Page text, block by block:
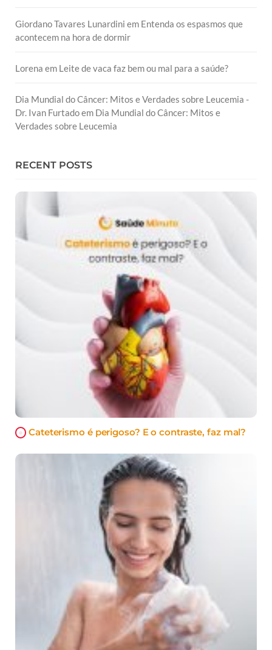
Giordano Tavares Lunardini em Entenda os espasmos que
acontecem na hora de dormir
Lorena em Leite de vaca faz bem ou mal para a saúde?
Dia Mundial do Câncer: Mitos e Verdades sobre Leucemia -
Dr. Ivan Furtadoem Dia Mundial do Câncer: Mitos e
Verdades sobre Leucemia
RECENT POSTS
Cateterismo é perigoso? E o contraste, faz mal?